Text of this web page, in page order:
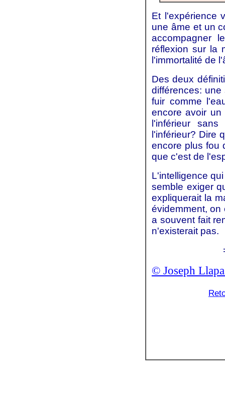
Et l'expérience
une âme et un
accompagner
réflexion sur la
l'immortalité de
Des deux
différences:
fuir comme
encore avoir un
l'inférieur
l'inférieur? Dire
encore plus fou
que c'est de
L'intelligence
semble exiger
expliquerait la
évidemment, on
a souvent fait
n'existerait pas.
© Joseph